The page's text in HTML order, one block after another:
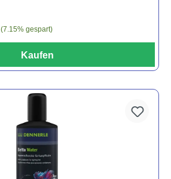
(7.15% gespart)
Kaufen